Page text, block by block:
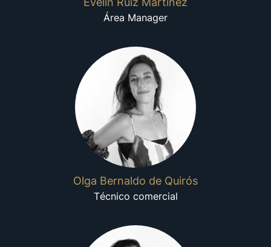
Área Manager
Olga Bernaldo de Quirós
Técnico comercial